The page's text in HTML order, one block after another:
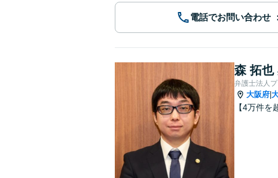
電話でお問い合わせ
森 拓也
弁護士法人
大阪府
【4万件